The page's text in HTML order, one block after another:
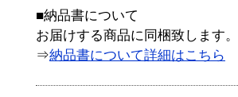
■納品書について
お届けする商品に同梱致します。
⇒納品書について詳細はこちら